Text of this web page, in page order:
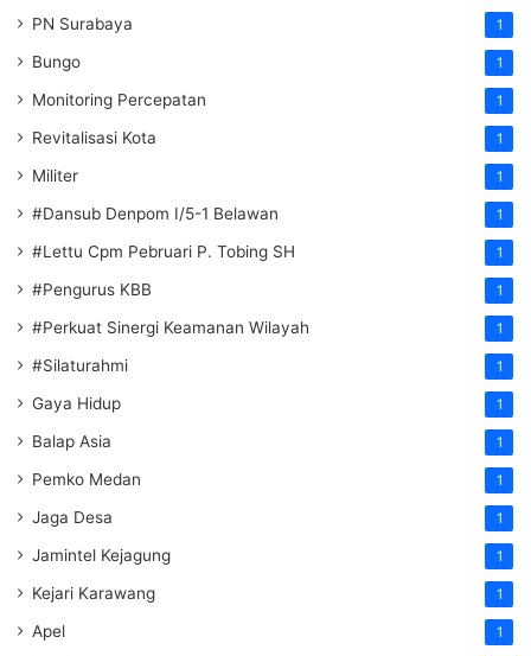
PN Surabaya 1
Bungo 1
Monitoring Percepatan 1
Revitalisasi Kota 1
Militer 1
#Dansub Denpom I/5-1 Belawan 1
#Lettu Cpm Pebruari P. Tobing SH 1
#Pengurus KBB 1
#Perkuat Sinergi Keamanan Wilayah 1
#Silaturahmi 1
Gaya Hidup 1
Balap Asia 1
Pemko Medan 1
Jaga Desa 1
Jamintel Kejagung 1
Kejari Karawang 1
Apel 1